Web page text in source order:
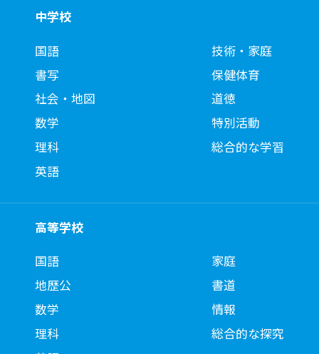
中学校
国語
書写
社会・地図
数学
理科
英語
技術・家庭
保健体育
道徳
特別活動
総合的な学習
高等学校
国語
地歴公
数学
理科
家庭
書道
情報
総合的な探究